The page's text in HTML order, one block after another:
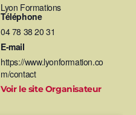
Lyon Formations
Téléphone
04 78 38 20 31
E-mail
https://www.lyonformation.co
m/contact
Voir le site Organisateur